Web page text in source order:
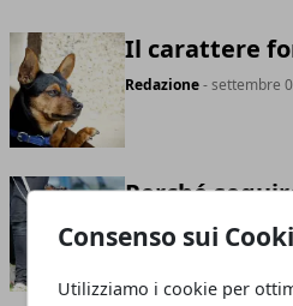
Consenso sui
Utilizziamo i cookie per
Il carattere
Redazione- settembre
Perché